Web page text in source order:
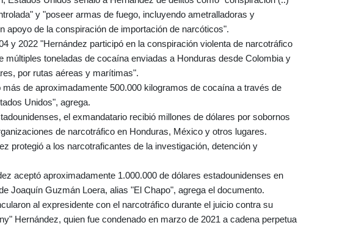
y "poseer armas de fuego, incluyendo ametralladoras y
apoyo de la conspiración de importación de narcóticos".
y 2022 "Hernández participó en la conspiración violenta de narcotráfico
múltiples toneladas de cocaína enviadas a Honduras desde Colombia y
por rutas aéreas y marítimas".
de aproximadamente 500.000 kilogramos de cocaína a través de
Unidos", agrega.
el exmandatario recibió millones de dólares por sobornos
de narcotráfico en Honduras, México y otros lugares.
protegió a los narcotraficantes de la investigación, detención y
aceptó aproximadamente 1.000.000 de dólares estadounidenses en
Joaquín Guzmán Loera, alias "El Chapo", agrega el documento.
al expresidente con el narcotráfico durante el juicio contra su
Hernández, quien fue condenado en marzo de 2021 a cadena perpetua